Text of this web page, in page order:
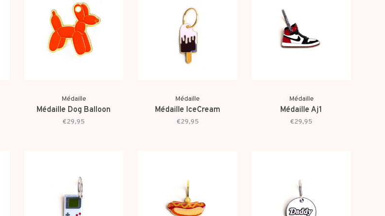
Médaille
Médaille Dog Balloon
€29,95
Médaille
Médaille IceCream
€29,95
Médaille
Médaille Aj1
€29,95